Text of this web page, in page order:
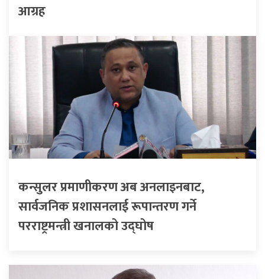
आग्रह
कन्सुलर प्रमाणीकरण अब अनलाइनबाट,
सार्वजनिक प्रशासनलाई रूपान्तरण गर्ने
परराष्ट्रमन्त्री खनालको उद्घोष